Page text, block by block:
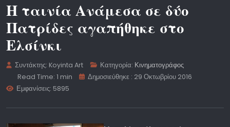
Η ταινία Ανάμεσα σε δύο
Πατρίδες αγαπήθηκε στο
Ελσίνκι
Συντάκτης: Koyinta Art Κατηγορία: Κινηματογράφος
Read Time: 1 min
Δημοσιεύθηκε : 29 Οκτωβρίου 2016
Εμφανίσεις: 5895